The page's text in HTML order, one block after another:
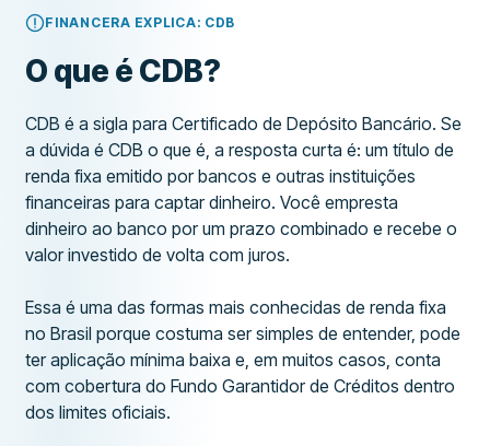
FINANCERA EXPLICA: CDB
O que é CDB?
CDB é a sigla para Certificado de Depósito Bancário. Se
a dúvida é CDB o que é, a resposta curta é: um título de
renda fixa emitido por bancos e outras instituições
financeiras para captar dinheiro. Você empresta
dinheiro ao banco por um prazo combinado e recebe o
valor investido de volta com juros.
Essa é uma das formas mais conhecidas de renda fixa
no Brasil porque costuma ser simples de entender, pode
ter aplicação mínima baixa e, em muitos casos, conta
com cobertura do Fundo Garantidor de Créditos dentro
dos limites oficiais.